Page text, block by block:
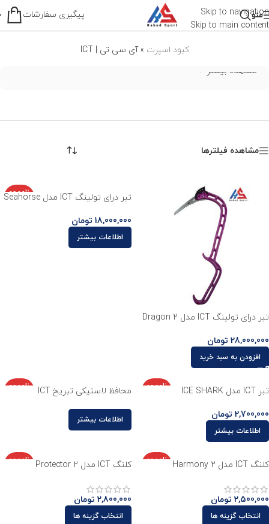
Skip to navigation
Skip to main content
منو پیگیری سفارشات آی سی تی | ICT
کبود اسپرت »آی سی تی | ICT
مشاهده بیشتر
مشاهده فیلترها
تبر درای تولینگ ICT مدل Dragon 2
28,000,000 تومان
افزودن به سبد خرید
ناموجو
د
تبر درای تولینگ ICT مدل Seahorse
18,000,000 تومان
اطلاعات بیشتر
ناموجو
تبر ICT مدل ICE SHARK
2,700,000 تومان
اطلاعات بیشتر
ناموجو
محافظ لاستیکی تبریخ ICT
اطلاعات بیشتر
ناموجو
کلنگ ICT مدل Harmony 2
2,500,000 تومان
انتخاب گزینه ها
ناموجو
کلنگ ICT مدل Protector 2
2,800,000 تومان
انتخاب گزینه ها